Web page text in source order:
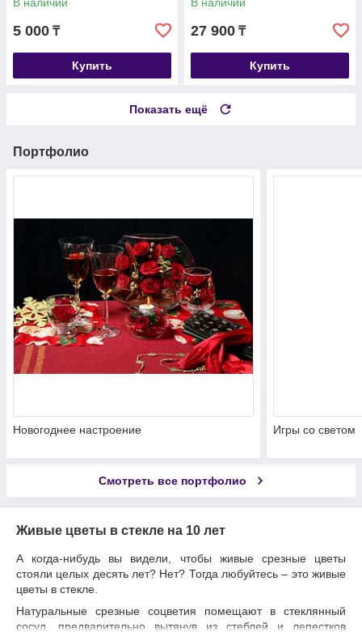
5 000 ₸
Купить
27 900 ₸
Купить
Показать ещё
Портфолио
Новогоднее настроение Игры со светом
Смотреть все портфолио
Живые цветы в стекле на 10 лет
А когда-нибудь вы видели, чтобы живые срезные цветы
стояли целых десять лет? Нет? Тогда любуйтесь – это живые
цветы в стекле.
Натуральные срезные соцветия помещают в стеклянный
сосуд, предварительно вытянув из стеблей и лепестков